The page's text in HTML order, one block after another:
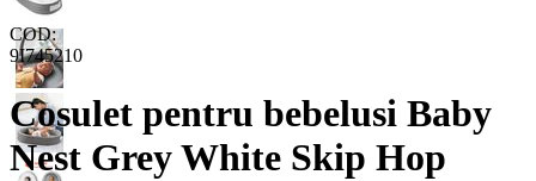
COD:
9I745210
Cosulet pentru bebelusi Baby
Nest Grey White Skip Hop